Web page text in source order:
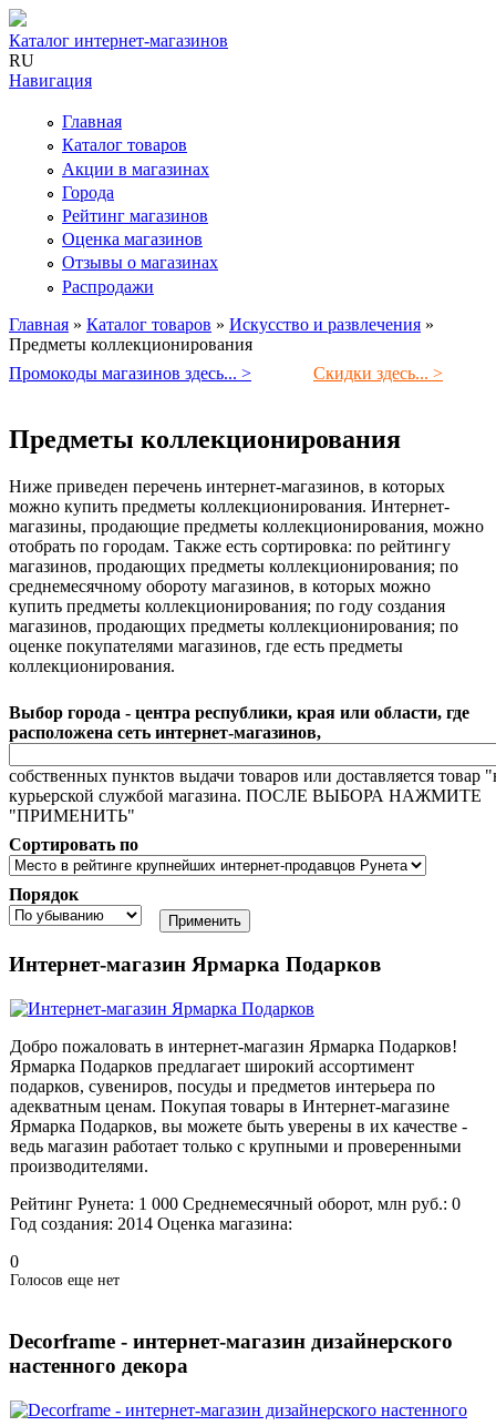
Каталог интернет-магазинов
RU
Навигация
Главная
Каталог товаров
Акции в магазинах
Города
Рейтинг магазинов
Оценка магазинов
Отзывы о магазинах
Распродажи
Вы здесь
Главная » Каталог товаров » Искусство и развлечения »
Предметы коллекционирования
Промокоды магазинов здесь... >
Скидки здесь... >
Предметы коллекционирования
Ниже приведен перечень интернет-магазинов, в которых
можно купить предметы коллекционирования. Интернет-
магазины, продающие предметы коллекционирования, можно
отобрать по городам. Также есть сортировка: по рейтингу
магазинов, продающих предметы коллекционирования; по
среднемесячному обороту магазинов, в которых можно
купить предметы коллекционирования; по году создания
магазинов, продающих предметы коллекционирования; по
оценке покупателями магазинов, где есть предметы
коллекционирования.
Выбор города - центра республики, края или области, где
расположена сеть интернет-магазинов,
собственных пунктов выдачи товаров или доставляется товар
курьерской службой магазина. ПОСЛЕ ВЫБОРА НАЖМИТЕ
"ПРИМЕНИТЬ"
Сортировать по
Порядок
Интернет-магазин Ярмарка Подарков
Добро пожаловать в интернет-магазин Ярмарка Подарков!
Ярмарка Подарков предлагает широкий ассортимент
подарков, сувениров, посуды и предметов интерьера по
адекватным ценам. Покупая товары в Интернет-магазине
Ярмарка Подарков, вы можете быть уверены в их качестве -
ведь магазин работает только с крупными и проверенными
производителями.
Рейтинг Рунета: 1 000 Среднемесячный оборот, млн руб.: 0
Год создания: 2014 Оценка магазина:
0
Голосов еще нет
Decorframe - интернет-магазин дизайнерского
настенного декора